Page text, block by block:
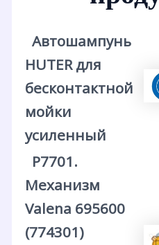
Автошампунь
HUTER для
бесконтактной
мойки
усиленный
Р7701.
Механизм
Valena 695600
(774301)